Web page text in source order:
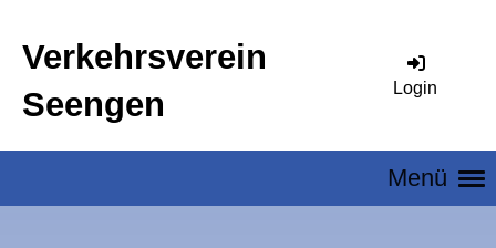
Verkehrsverein
Seengen
Login
Menü